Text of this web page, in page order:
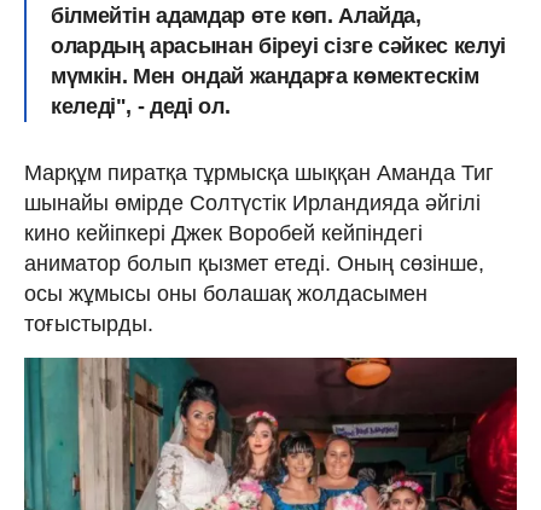
білмейтін адамдар өте көп. Алайда,
олардың арасынан біреуі сізге сәйкес келуі
мүмкін. Мен ондай жандарға көмектескім
келеді", - деді ол.
Марқұм пиратқа тұрмысқа шыққан Аманда Тиг
шынайы өмірде Солтүстік Ирландияда әйгілі
кино кейіпкері Джек Воробей кейпіндегі
аниматор болып қызмет етеді. Оның сөзінше,
осы жұмысы оны болашақ жолдасымен
тоғыстырды.